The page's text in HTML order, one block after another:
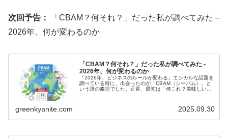
次回予告：
「CBAM？何それ？」だった私が調べてみた –
2026年、何が変わるのか
「CBAM？何それ？」だった私が調べてみた -
2026年、何が変わるのか
「2026年、ビジネスのルールが変わる」エシカルな話題を
調べている時に、出会ったのが「CBAM（シーバム）」と
いう謎の略語でした。正直、最初は「何これ？美味しい
greenkyanite.com 2025.09.30